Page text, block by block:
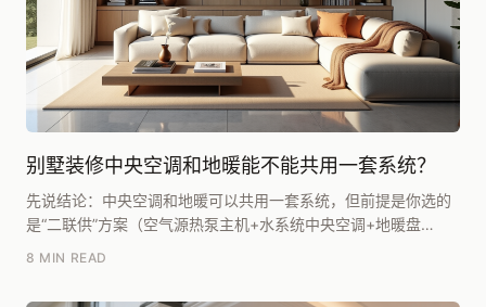
别墅装修中央空调和地暖能不能共用一套系统？
先说结论：中央空调和地暖可以共用一套系统，但前提是你选的
是“二联供”方案（空气源热泵主机+水系统中央空调+地暖盘
8 MIN READ